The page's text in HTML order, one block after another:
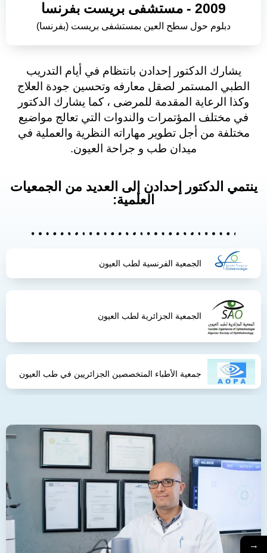
2009 - مستشفى بريست بفرنسا
دبلوم حول سطح العين بمستشفى بريست (بفرنسا)
يشارك الدكتور إحدادن بانتظام في أيام التدريب
الطبي المستمر لصقل معارفه وتحسين جودة العلاج
وكذا الرعاية المقدمة للمرضى ، كما يشارك الدكتور
في مختلف المؤتمرات والندوات التي تعالج مواضيع
مختلفة من أجل تطوير مهاراته النظرية والعملية في
ميدان طب و جراحة العيون.
ينتمي الدكتور إحدادن إلى العديد من الجمعيات
العلمية:
الجمعية الفرنسية لطب العيون
الجمعية الجزائرية لطب العيون
جمعية الأطباء المتخصصين الجزائريين في طب العيون
→